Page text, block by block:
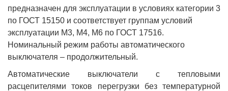
предназначен для эксплуатации в условиях категории 3
по ГОСТ 15150 и соответствует группам условий
эксплуатации М3, М4, М6 по ГОСТ 17516.
Номинальный режим работы автоматического
выключателя – продолжительный.
Автоматические выключатели с тепловыми
расцепителями токов перегрузки без температурной